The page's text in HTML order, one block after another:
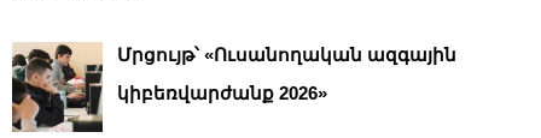
Մրցույթ՝ «Ուսանողական ազգային
կիբեռվարժանք 2026»